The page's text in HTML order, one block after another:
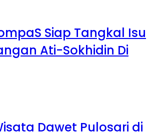
Siap Tangkal Isu
Ati-Sokhidin Di
Dawet Pulosari di